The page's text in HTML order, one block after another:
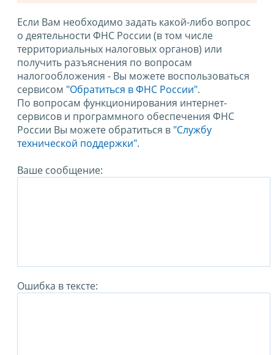
Если Вам необходимо задать какой-либо вопрос
о деятельности ФНС России (в том числе
территориальных налоговых органов) или
получить разъяснения по вопросам
налогообложения - Вы можете воспользоваться
сервисом "Обратиться в ФНС России".
По вопросам функционирования интернет-
сервисов и программного обеспечения ФНС
России Вы можете обратиться в "Службу
технической поддержки".
Ваше сообщение:
Ошибка в тексте: